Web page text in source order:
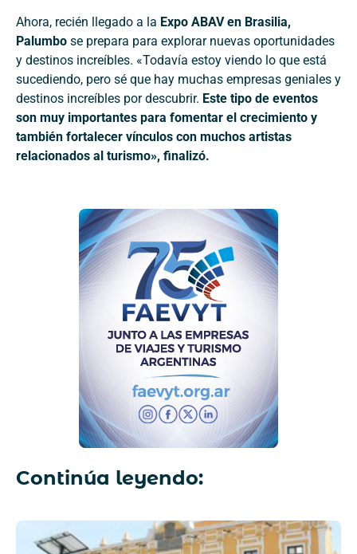
Ahora, recién llegado a la Expo ABAV en Brasilia,
Palumbo se prepara para explorar nuevas oportunidades
y destinos increíbles. «Todavía estoy viendo lo que está
sucediendo, pero sé que hay muchas empresas geniales y
destinos increíbles por descubrir. Este tipo de eventos
son muy importantes para fomentar el crecimiento y
también fortalecer vínculos con muchos artistas
relacionados al turismo», finalizó.
Continúa leyendo: